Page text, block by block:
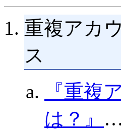
重複アカ
ス
『重複
は？』